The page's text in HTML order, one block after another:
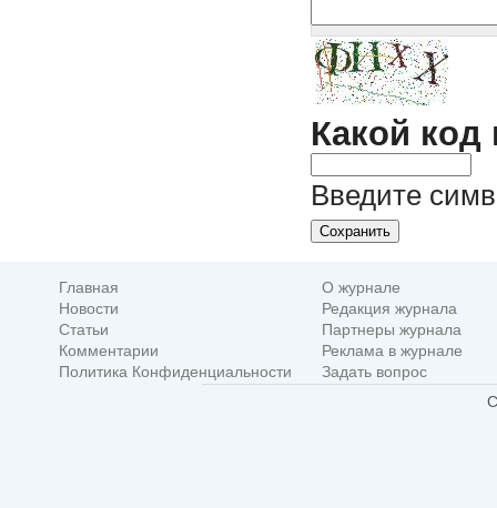
Какой код
Введите
Главная
О журнале
Новости
Редакция журнала
Статьи
Партнеры журнала
Комментарии
Реклама в журнале
Политика Конфиденциальности
Задать вопрос